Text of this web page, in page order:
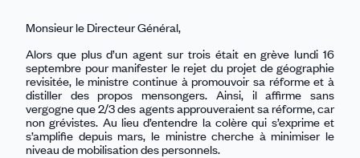
Monsieur le Directeur Général,
Alors que plus d’un agent sur trois était en grève lundi 16
septembre pour manifester le rejet du projet de géographie
revisitée, le ministre continue à promouvoir sa réforme et à
distiller des propos mensongers. Ainsi, il affirme sans
vergogne que 2/3 des agents approuveraient sa réforme, car
non grévistes. Au lieu d’entendre la colère qui s’exprime et
s’amplifie depuis mars, le ministre cherche à minimiser le
niveau de mobilisation des personnels.